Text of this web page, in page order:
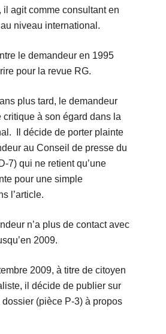
il agit comme consultant en
niveau international.
le demandeur en 1995
pour la revue RG.
plus tard, le demandeur
critique à son égard dans la
Il décide de porter plainte
au Conseil de presse du
7) qui ne retient qu’une
pour une simple
l’article.
n’a plus de contact avec
2009.
2009, à titre de citoyen
il décide de publier sur
(pièce P-3) à propos